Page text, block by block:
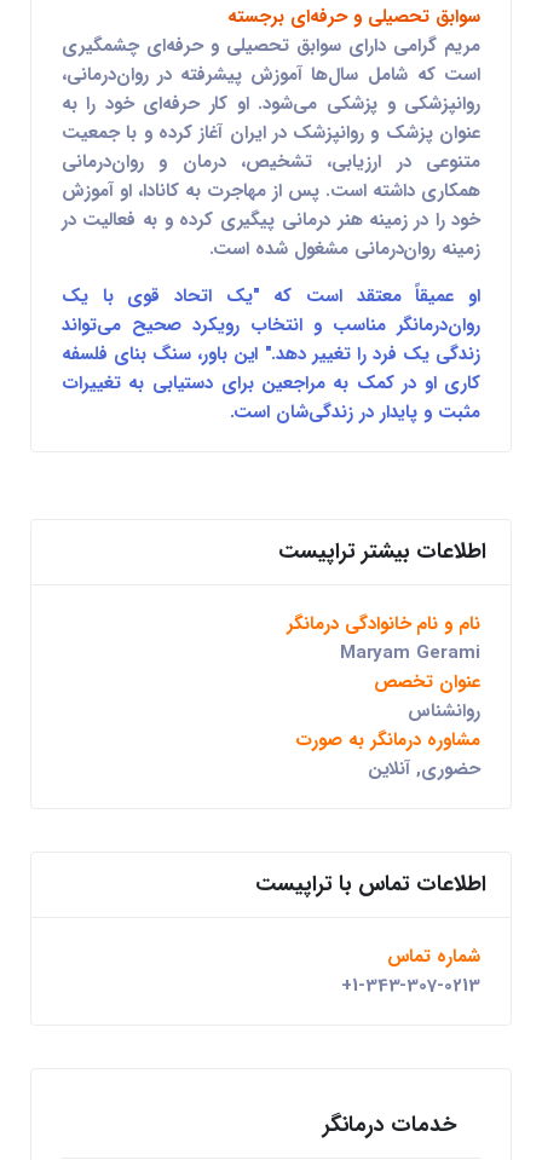
سوابق تحصیلی و حرفه‌ای برجسته
مریم گرامی دارای سوابق تحصیلی و حرفه‌ای چشمگیری
است که شامل سال‌ها آموزش پیشرفته در روان‌درمانی،
روانپزشکی و پزشکی می‌شود. او کار حرفه‌ای خود را به
عنوانپزشک و روانپزشک در ایران آغاز کرده و با جمعیت
متنوعی در ارزیابی، تشخیص، درمان و روان‌درمانی
همکاری داشته است. پس از مهاجرت به کانادا، او آموزش
خود را در زمینههنر درمانی پیگیری کرده و به فعالیت در
زمینه روان‌درمانی مشغول شده است.
او عمیقاً معتقد است که "یک اتحاد قوی با یک
روان‌درمانگر مناسب و انتخاب رویکرد صحیح می‌تواند
زندگی یک فرد را تغییر دهد." این باور، سنگ بنای فلسفه
کاری او در کمک به مراجعین برای دستیابی به تغییرات
مثبت و پایدار در زندگی‌شان است.
اطلاعات بیشتر تراپیست
نام و نام خانوادگی درمانگر
Maryam Gerami
عنوان تخصص
روانشناس
مشاوره درمانگر به صورت
حضوری, آنلاین
اطلاعات تماس با تراپیست
شماره تماس
+1-343-307-0213
خدمات درمانگر